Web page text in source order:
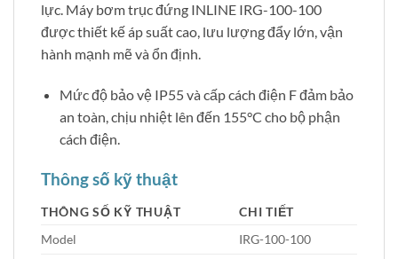
lực. Máy bơm trục đứng INLINE IRG-100-100
được thiết kế áp suất cao, lưu lượng đẩy lớn, vận
hành mạnh mẽ và ổn định.
Mức độ bảo vệ IP55 và cấp cách điện F đảm bảo
an toàn, chịu nhiệt lên đến 155°C cho bộ phận
cách điện.
Thông số kỹ thuật
THÔNG SỐ KỸ THUẬT
CHI TIẾT
Model
IRG-100-100